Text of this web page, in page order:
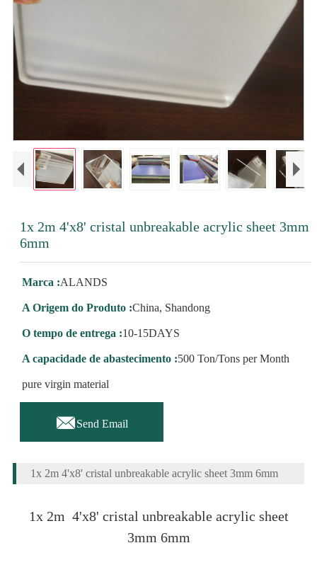
1x 2m 4'x8' cristal unbreakable acrylic sheet 3mm
6mm
Marca :ALANDS
A Origem do Produto :China, Shandong
O tempo de entrega :10-15DAYS
A capacidade de abastecimento :500 Ton/Tons per Month
pure virgin material
Send Email
1x 2m 4'x8' cristal unbreakable acrylic sheet 3mm 6mm
1x 2m 4'x8' cristal unbreakable acrylic sheet
3mm 6mm